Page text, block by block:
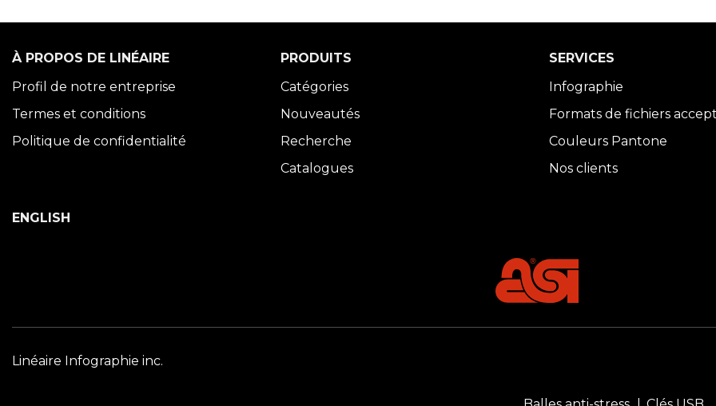
À PROPOS DE LINÉAIRE
Profil de notre entreprise
Termes et conditions
Politique de confidentialité
PRODUITS
Catégories
Nouveautés
Recherche
Catalogues
SERVICES
Infographie
Formats de fichiers
Couleurs Pantone
Nos clients
ENGLISH
Linéaire Infographie inc.